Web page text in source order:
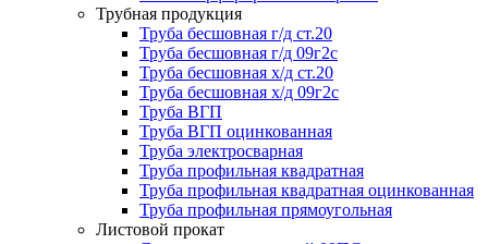
Трубная продукция
Труба бесшовная г/д ст.20
Труба бесшовная г/д 09г2с
Труба бесшовная х/д ст.20
Труба бесшовная х/д 09г2с
Труба ВГП
Труба ВГП оцинкованная
Труба электросварная
Труба профильная квадратная
Труба профильная квадратная оцинкованная
Труба профильная прямоугольная
Листовой прокат